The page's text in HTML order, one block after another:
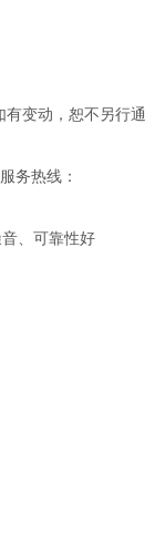
变动，恕不另行通
务热线：
、可靠性好